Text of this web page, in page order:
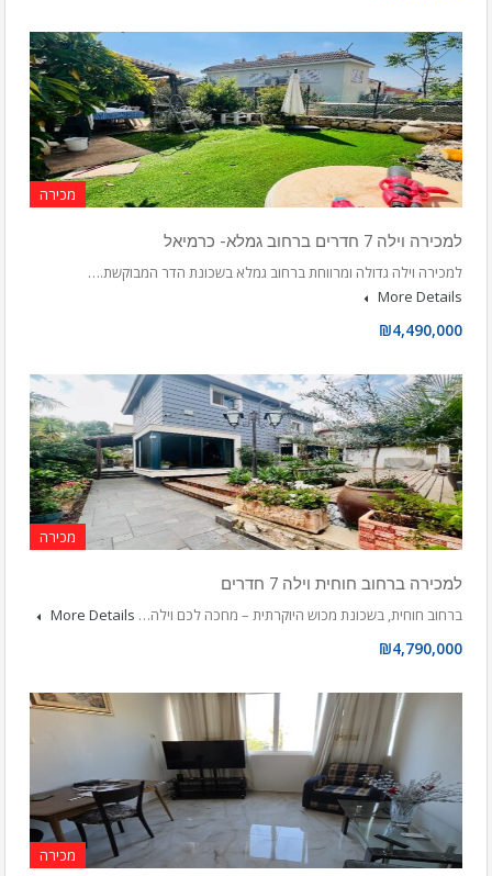
מכירה
למכירה וילה 7 חדרים ברחוב גמלא- כרמיאל
למכירה וילה גדולה ומרווחת ברחוב גמלא בשכונת הדר המבוקשת.…
More Details
₪4,490,000
מכירה
למכירה ברחוב חוחית וילה 7 חדרים
ברחוב חוחית, בשכונת מכוש היוקרתית – מחכה לכם וילה… More Details
₪4,790,000
מכירה